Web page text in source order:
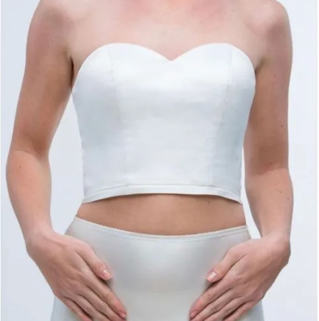
Schlichtes
Basic-Corsagen-Top
mit stabiler
Optimaler Halt durch feste Verarbeitung
Herzausschnitt
für eine
Champagne, Ivory,
Taupe
Pongee:
Champagne, Ivory, Powder,
Taupe
Satin:
Champagne, Grey, Ivory, Rosé
Farben: stoffabhängig
34–54
Produktart: